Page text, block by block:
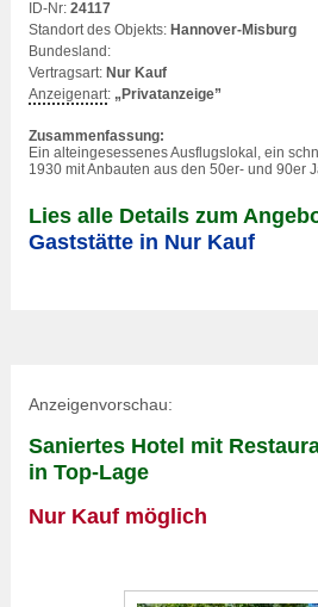
ID-Nr: 24117
Standort des Objekts: Hannover-Misburg
Bundesland:
Vertragsart: Nur Kauf
Anzeigenart: „Privatanzeige”
Zusammenfassung:
Ein alteingesessenes Ausflugslokal, ein
1930 mit Anbauten aus den 50er- und 90er
Lies alle Details zum
Gaststätte in Nur Kauf
Anzeigenvorschau:
Saniertes Hotel mit
in Top-Lage
Nur Kauf möglich